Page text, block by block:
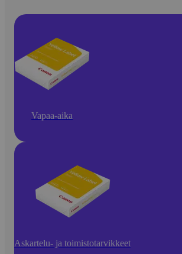
Vapaa-aika
Askartelu- ja toimistotarvikkeet